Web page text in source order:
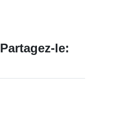
Partagez-le: